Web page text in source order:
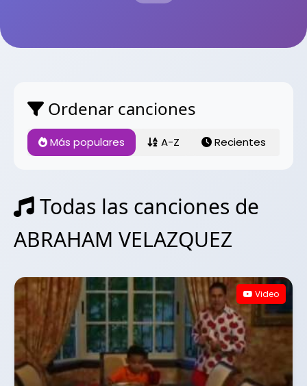
Ordenar canciones
Más populares A-Z Recientes
Todas las canciones de
ABRAHAM VELAZQUEZ
Video